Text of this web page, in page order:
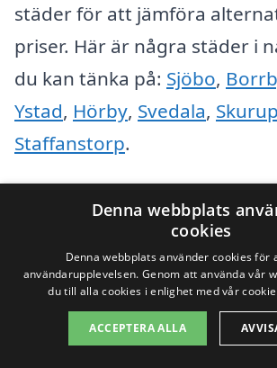
städer för att jämföra
priser. Här är några städer i
du kan tänka på: Sjöbo,
Ystad, Hörby, Svedala, Skurup
Staffanstorp.
Att använda en plattform
pris.se kan göra processen
enklare. Här är några
söka efter takbyte i Lövestad
närliggande områden:
Denna webbplats
cookies
Denna webbplats använder cookies för
användarupplevelsen. Genom att använda vår
du till alla cookies i enlighet med vår
ACCEPTERA ALLA